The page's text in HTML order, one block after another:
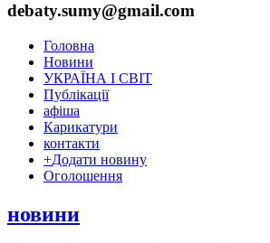
debaty.sumy@gmail.com
Головна
Новини
УКРАЇНА І СВІТ
Публікації
афіша
Карикатури
контакти
+Додати новину
Оголошення
новини